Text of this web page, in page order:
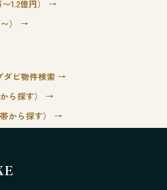
〜1.2億円） →
〜） →
ダビ物件検索 →
から探す） →
から探す） →